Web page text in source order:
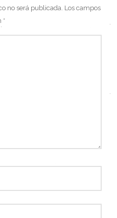
no será publicada. Los campos
*